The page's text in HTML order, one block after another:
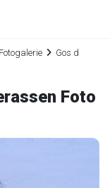
Fotogalerie
Gos d
Foto